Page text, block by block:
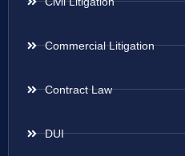
Commercial Litigation
Contract Law
DUI